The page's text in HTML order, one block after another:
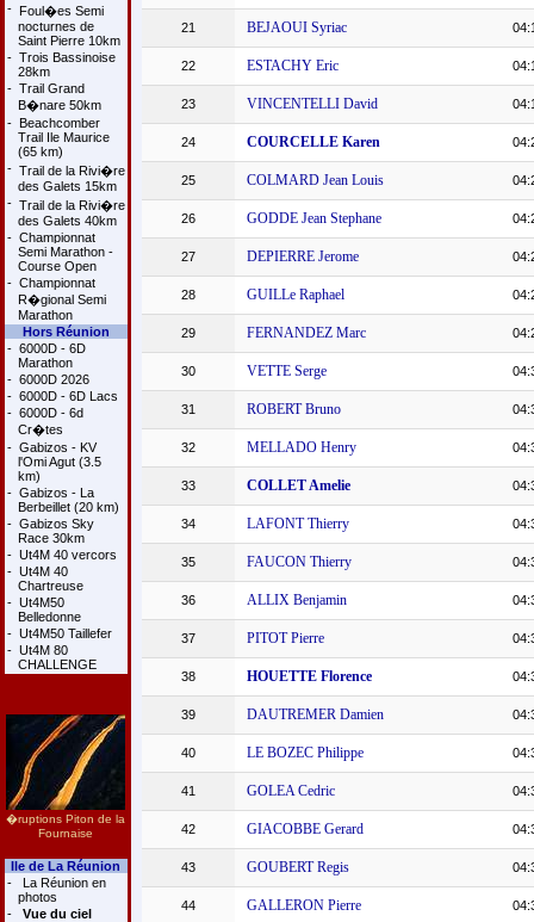
- Foul�es Semi
nocturnes de
Saint Pierre 10km
- Trois Bassinoise
28km
- Trail Grand
B�nare 50km
- Beachcomber
Trail Ile Maurice
(65 km)
- Trail de la Rivi�re
des Galets 15km
- Trail de la Rivi�re
des Galets 40km
- Championnat
Semi Marathon -
Course Open
- Championnat
R�gional Semi
Marathon
Hors Réunion
- 6000D - 6D
Marathon
- 6000D 2026
- 6000D - 6D Lacs
- 6000D - 6d
Cr�tes
- Gabizos - KV
l'Omi Agut (3.5
km)
- Gabizos - La
Berbeillet (20 km)
- Gabizos Sky
Race 30km
- Ut4M 40 vercors
- Ut4M 40
Chartreuse
- Ut4M50
Belledonne
- Ut4M50 Taillefer
- Ut4M 80
CHALLENGE
�ruptions Piton de la
Fournaise
Ile de La Réunion
-
La Réunion en
photos
-
Vue du ciel
21 BEJAOUI Syriac
22 ESTACHY Eric
23 VINCENTELLI David
24 COURCELLE Karen
25 COLMARD Jean Louis
26 GODDE Jean Stephane
27 DEPIERRE Jerome
28 GUILLe Raphael
29 FERNANDEZ Marc
30 VETTE Serge
31 ROBERT Bruno
32 MELLADO Henry
33 COLLET Amelie
34 LAFONT Thierry
35 FAUCON Thierry
36 ALLIX Benjamin
37 PITOT Pierre
38 HOUETTE Florence
39 DAUTREMER Damien
40 LE BOZEC Philippe
41 GOLEA Cedric
42 GIACOBBE Gerard
43 GOUBERT Regis
44 GALLERON Pierre